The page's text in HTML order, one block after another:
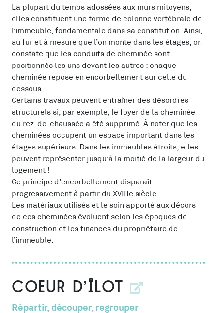
La plupart du temps adossées aux murs mitoyens,
elles constituent une forme de colonne vertébrale de
l’immeuble, fondamentale dans sa constitution. Ainsi,
au fur et à mesure que l’on monte dans les étages, on
constate que les conduits de cheminée sont
positionnés les uns devant les autres : chaque
cheminée repose en encorbellement sur celle du
dessous.
Certains travaux peuvent entraîner des désordres
structurels si, par exemple, le foyer de la cheminée
du rez-de-chaussée a été supprimé. À noter que les
cheminées occupent un espace important dans les
étages supérieurs. Dans les immeubles étroits, elles
peuvent représenter jusqu’à la moitié de la largeur du
logement !
Ce principe d’encorbellement disparaît
progressivement à partir du XVIIIe siècle.
Les matériaux utilisés et le soin apporté aux décors
de ces cheminées évoluent selon les époques de
construction et les finances du propriétaire de
l’immeuble.
Coeur d’îlot
Répartir, découper, regrouper